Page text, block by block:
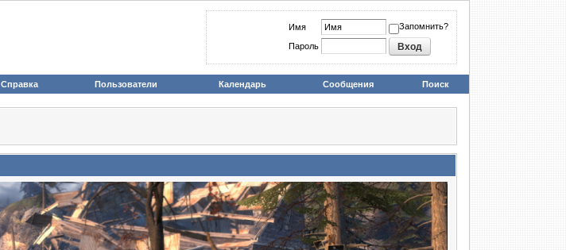
Имя Запомнить?
Пароль
Справка Пользователи Календарь Сообщения Поиск